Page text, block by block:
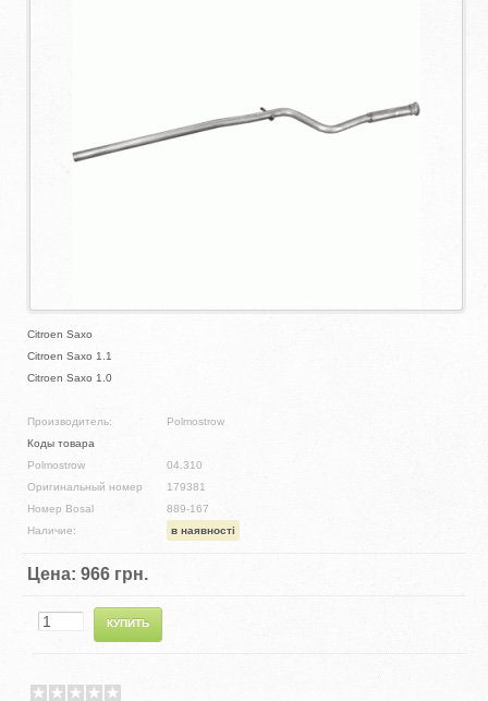
Citroen Saxo
Citroen Saxo 1.1
Citroen Saxo 1.0
Производитель:
Polmostrow
Коды товара
Polmostrow
04.310
Оригинальный номер
179381
Номер Bosal
889-167
Наличие:
в наявності
Цена:966 грн.